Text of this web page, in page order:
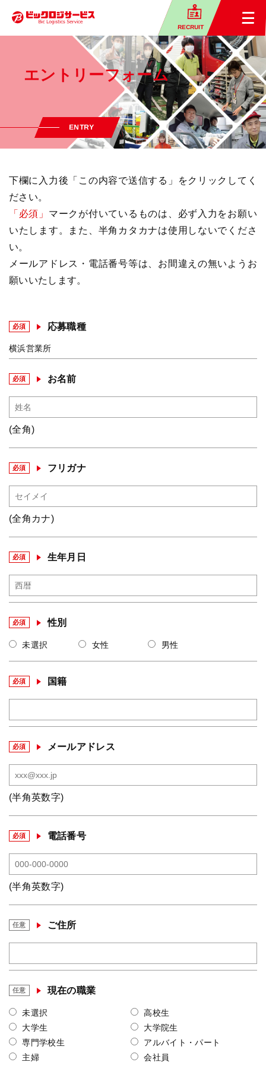
RECRUIT
エントリーフォーム
ENTRY
下欄に入力後「この内容で送信する」をクリックしてく
ださい。
「必須」 マークが付いているものは、必ず入力をお願い
いたします。また、半角カタカナは使用しないでくださ
い。
メールアドレス・電話番号等は、お間違えの無いようお
願いいたします。
必須 応募職種
横浜営業所
必須 お名前
(全角)
必須 フリガナ
(全角カナ)
必須 生年月日
必須 性別
未選択 女性 男性
必須 国籍
必須 メールアドレス
(半角英数字)
必須 電話番号
(半角英数字)
任意 ご住所
任意 現在の職業
未選択
高校生
大学生
大学院生
専門学校生
アルバイト・パート
主婦
会社員